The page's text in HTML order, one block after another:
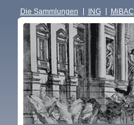
Die Sammlungen ING MiBAC